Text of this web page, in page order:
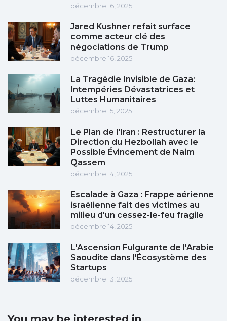
décembre 16, 2025
Jared Kushner refait surface
comme acteur clé des
négociations de Trump
décembre 16, 2025
La Tragédie Invisible de Gaza:
Intempéries Dévastatrices et
Luttes Humanitaires
décembre 15, 2025
Le Plan de l'Iran : Restructurer la
Direction du Hezbollah avec le
Possible Évincement de Naim
Qassem
décembre 14, 2025
Escalade à Gaza : Frappe aérienne
israélienne fait des victimes au
milieu d'un cessez-le-feu fragile
décembre 14, 2025
L'Ascension Fulgurante de l'Arabie
Saoudite dans l'Écosystème des
Startups
décembre 13, 2025